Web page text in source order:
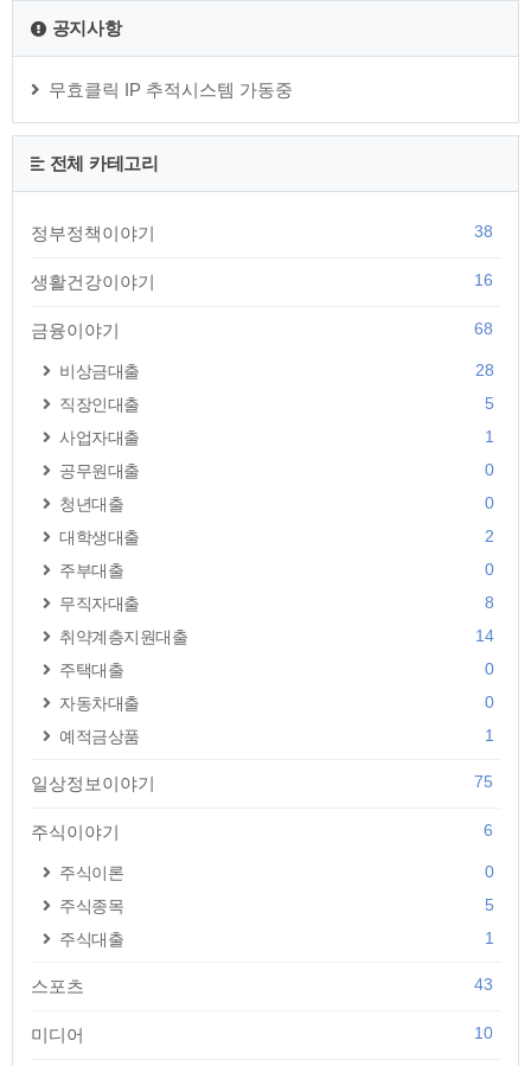
공지사항
무효클릭 IP 추적시스템 가동중
전체 카테고리
정부정책이야기 38
생활건강이야기 16
금융이야기 68
비상금대출
28
직장인대출
5
사업자대출
1
공무원대출
0
청년대출
0
대학생대출
2
주부대출
0
무직자대출
8
취약계층지원대출
14
주택대출
0
자동차대출
0
예적금상품
1
일상정보이야기 75
주식이야기 6
주식이론
0
주식종목
5
주식대출
1
스포츠 43
미디어 10